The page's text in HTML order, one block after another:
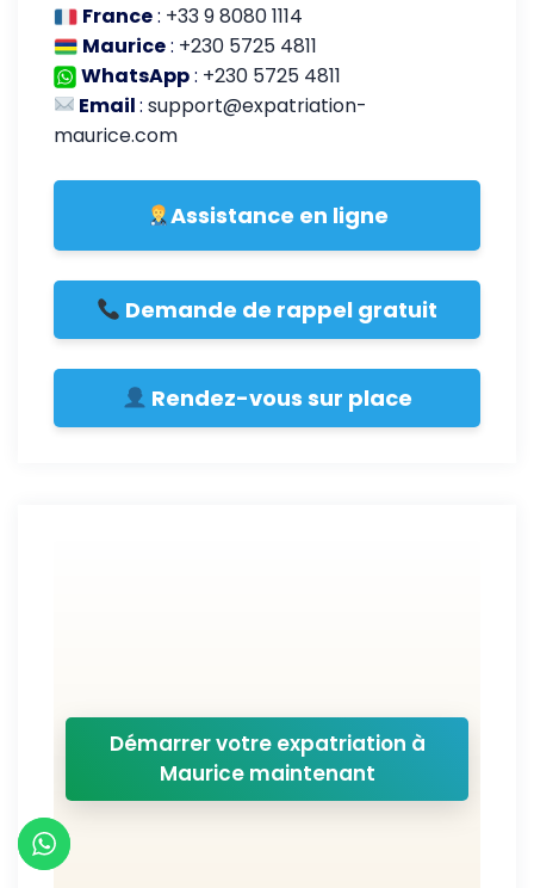
France: +33 9 8080 1114
Maurice: +230 5725 4811
WhatsApp: +230 5725 4811
Email:support@expatriation-
maurice.com
Assistance en ligne
Demande de rappel gratuit
Rendez-vous sur place
Démarrer votre expatriation à
Maurice maintenant